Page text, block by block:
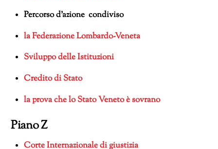
Percorso d’azione condiviso
la Federazione Lombardo-Veneta
Sviluppo delle Istituzioni
Credito di Stato
la prova che lo Stato Veneto è sovrano
Piano Z
Corte Internazionale di giustizia